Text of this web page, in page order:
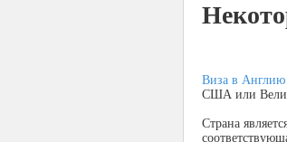
Виза в Англию
США или
Страна